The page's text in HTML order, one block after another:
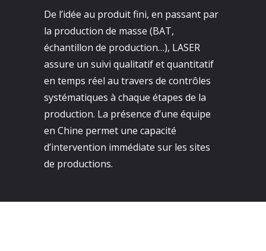
De l’idée au produit fini, en passant par
la production de masse (BAT,
échantillon de production…), LASER
assure un suivi qualitatif et quantitatif
en temps réel au travers de contrôles
systématiques à chaque étapes de la
production. La présence d’une équipe
en Chine permet une capacité
d’intervention immédiate sur les sites
de productions.